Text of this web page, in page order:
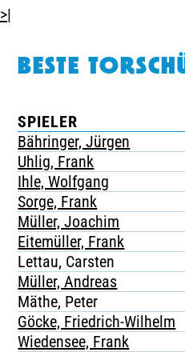
>|
BESTE
SPIELER
Bähringer, Jürgen
Uhlig, Frank
Ihle, Wolfgang
Sorge, Frank
Müller, Joachim
Eitemüller, Frank
Lettau, Carsten
Müller, Andreas
Mäthe, Peter
Göcke, Friedrich-Wilhelm
Wiedensee, Frank